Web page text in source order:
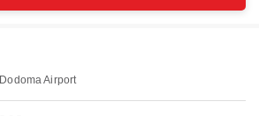
Dodoma Airport